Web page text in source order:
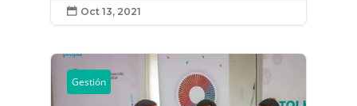
 Oct 13, 2021
Gestión